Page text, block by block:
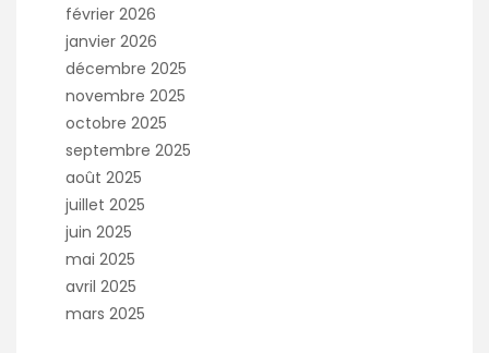
février 2026
janvier 2026
décembre 2025
novembre 2025
octobre 2025
septembre 2025
août 2025
juillet 2025
juin 2025
mai 2025
avril 2025
mars 2025